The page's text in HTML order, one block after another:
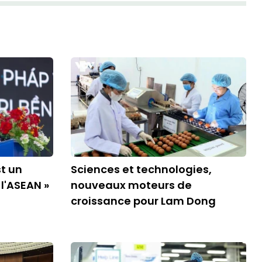
un
»
Sciences et technologies,
nouveaux moteurs de
croissance pour Lam Dong